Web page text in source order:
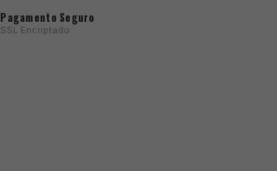
Pagamento Seguro
SSL Encriptado